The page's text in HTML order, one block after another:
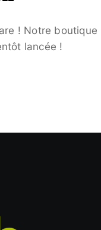
! Notre boutique
lancée !